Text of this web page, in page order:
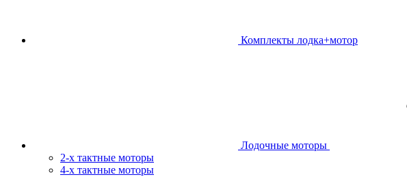
Комплекты лодка+мотор
Лодочные моторы
2-х тактные моторы
4-х тактные моторы